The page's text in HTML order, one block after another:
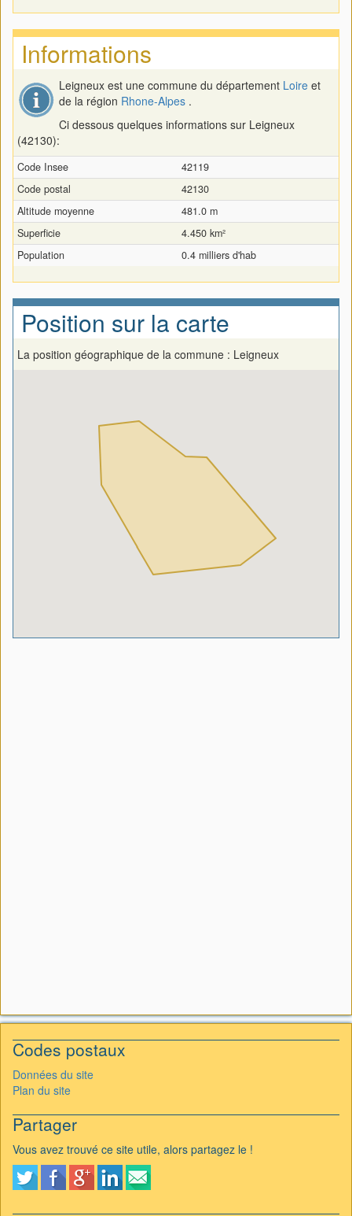
Informations
Leigneux est une commune du département Loire et
de la région Rhone-Alpes .
Ci dessous quelques informations sur Leigneux
(42130):
Code Insee
42119
Code postal
42130
Altitude moyenne
481.0 m
Superficie
4.450 km²
Population
0.4 milliers d'hab
Position sur la carte
La position géographique de la commune : Leigneux
Codes postaux
Données du site
Plan du site
Partager
Vous avez trouvé ce site utile, alors partagez le !